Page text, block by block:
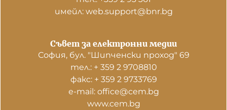
имейл: web.support@bnr.bg
Съвет за електронни медии
София, бул. "Шипченски проход" 69
тел.: + 359 2 9708810
факс: + 359 2 9733769
е-mail: office@cem.bg
www.cem.bg